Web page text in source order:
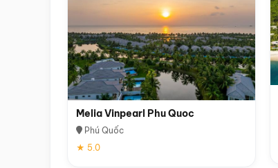
Melia Vinpearl Phu Quoc
Phú Quốc
★ 5.0